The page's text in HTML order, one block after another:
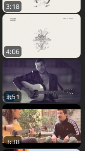
3:18
4:06
3:51
3:38